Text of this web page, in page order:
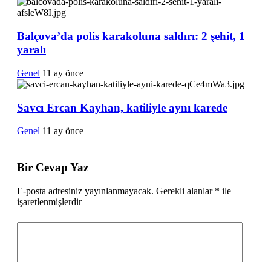
Balçova’da polis karakoluna saldırı: 2 şehit, 1
yaralı
Genel 11 ay önce
Savcı Ercan Kayhan, katiliyle aynı karede
Genel 11 ay önce
Bir Cevap Yaz
E-posta adresiniz yayınlanmayacak. Gerekli alanlar * ile
işaretlenmişlerdir